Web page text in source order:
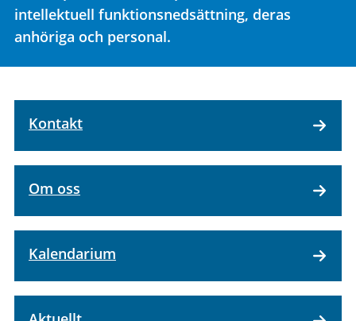
intellektuell funktionsnedsättning, deras
anhöriga och personal.
Kontakt
Om oss
Kalendarium